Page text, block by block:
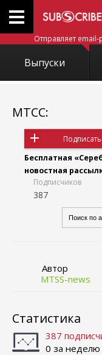
Отправляет
Выпуски
МТСС:
Бесплатная
новостная
Подписчиков
387
Автор
MTSS-news
Статистика
387
0 за неделю